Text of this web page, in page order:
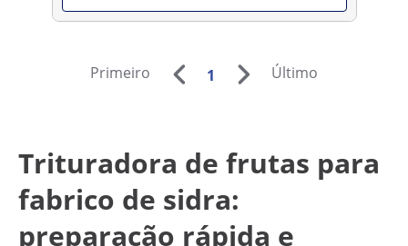
Primeiro 1 Último
Trituradora de frutas para
fabrico de sidra:
preparação rápida e